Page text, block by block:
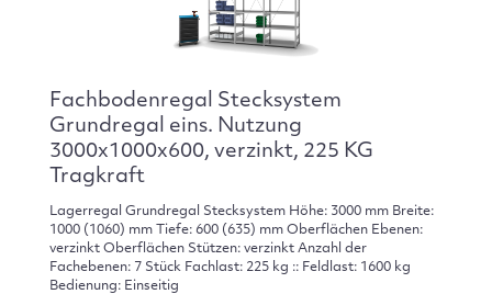
Fachbodenregal Stecksystem
Grundregal eins. Nutzung
3000x1000x600, verzinkt, 225 KG
Tragkraft
Lagerregal Grundregal Stecksystem Höhe: 3000 mm Breite:
1000 (1060) mm Tiefe: 600 (635) mm Oberflächen Ebenen:
verzinkt Oberflächen Stützen: verzinkt Anzahl der
Fachebenen: 7 Stück Fachlast: 225 kg :: Feldlast: 1600 kg
Bedienung: Einseitig